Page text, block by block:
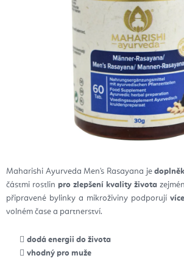
Maharishi Ayurveda Men's Rasayana je
částmi rostlin pro zlepšení kvality života
připravené bylinky a mikroživiny podporují
volném čase a partnerství.
dodá energii do života
vhodný pro muže